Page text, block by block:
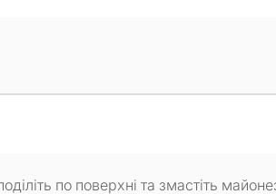
по поверхні та змастіть